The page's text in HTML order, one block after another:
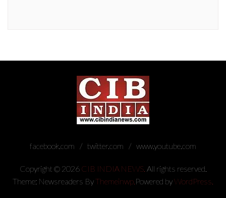
facebook.com twitter.com www.youtube.com
Copyright © 2026 CIB INDIA NEWS. All rights reserved.
Theme: Newsreaders ByThemeinwp. Powered byWordPress.